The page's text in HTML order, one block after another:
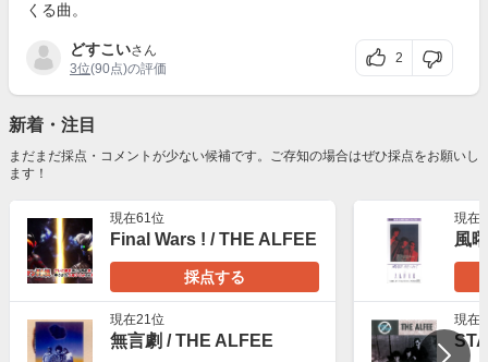
くる曲。
どすこいさん
3位(90点)の評価
2
新着・注目
まだまだ採点・コメントが少ない候補です。ご存知の場合はぜひ採点をお願いし
ます！
現在61位
Final Wars ! / THE ALFEE
採点する
現在21位
無言劇 / THE ALFEE
現在
現在